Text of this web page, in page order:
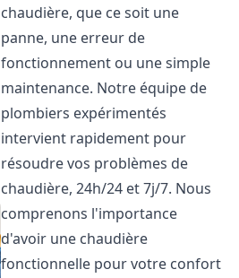
chaudière, que ce soit une
panne, une erreur de
fonctionnement ou une simple
maintenance. Notre équipe de
plombiers expérimentés
intervient rapidement pour
résoudre vos problèmes de
chaudière, 24h/24 et 7j/7. Nous
comprenons l'importance
d'avoir une chaudière
fonctionnelle pour votre confort